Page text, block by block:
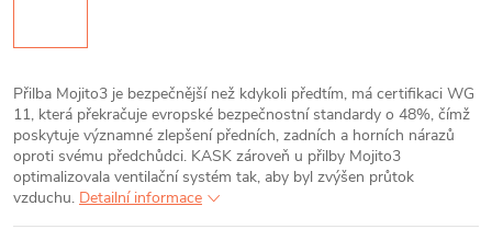
Přilba Mojito3 je bezpečnější než kdykoli předtím, má certifikaci WG
11, která překračuje evropské bezpečnostní standardy o 48%, čímž
poskytuje významné zlepšení předních, zadních a horních nárazů
oproti svému předchůdci. KASK zároveň u přilby Mojito3
optimalizovala ventilační systém tak, aby byl zvýšen průtok
vzduchu. Detailní informace